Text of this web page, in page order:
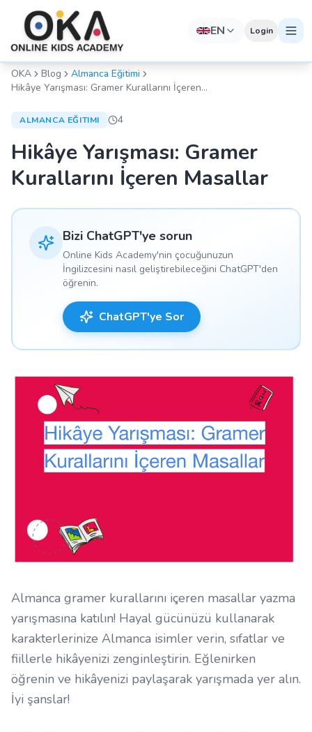
EN Login
OKA Blog
Almanca Eğitimi
Hikâye Yarışması: Gramer Kurallarını İçeren
ALMANCA EĞITIMI 4
Hikâye Yarışması: Gramer
Kurallarını İçeren Masallar
Bizi ChatGPT'ye sorun
Online Kids Academy'nin çocuğunuzun
İngilizcesini nasıl geliştirebileceğini ChatGPT'den
öğrenin.
ChatGPT'ye Sor
Almanca gramer kurallarını içeren masallar yazma
yarışmasına katılın! Hayal gücünüzü kullanarak
karakterlerinize Almanca isimler verin, sıfatlar ve
fiillerle hikâyenizi zenginleştirin. Eğlenirken
öğrenin ve hikâyenizi paylaşarak yarışmada yer alın.
İyi şanslar!